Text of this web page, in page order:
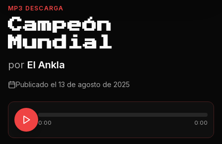
MP3 DESCARGA
Campeón
Mundial
por El Ankla
Publicado el 13 de agosto de 2025
0:00 0:00